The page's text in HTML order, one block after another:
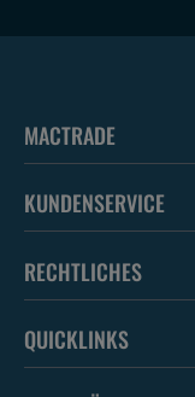
MACTRADE
KUNDENSERVICE
RECHTLICHES
QUICKLINKS